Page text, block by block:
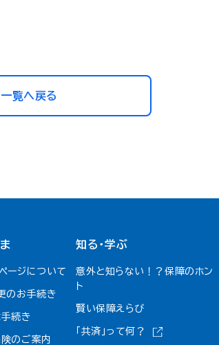
一覧へ戻る
ージについて
のお手続き
続き
のご案内
知る・学ぶ
意外と知らない！？保障のホン
ト
賢い保障えらび
「共済」って何？